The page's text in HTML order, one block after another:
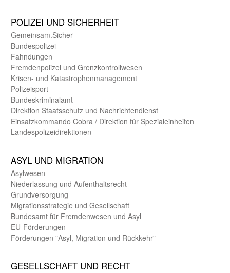
POLIZEI UND SICHER­HEIT
Gemein­sam.Sicher
Bundes­polizei
Fahndungen
Fremdenpolizei und Grenzkontrollwesen
Krisen- und Katastrophen­management
Polizeisport
Bundes­kriminal­amt
Direktion Staats­schutz und Nach­richten­dienst
Einsatz­kommando Cobra / Direktion für Spezialeinheiten
Landes­polizei­direk­tionen
ASYL UND MIGRA­TION
Asyl­wesen
Nieder­lassung und Aufent­halts­recht
Grund­versorgung
Migrations­strategie und Gesell­schaft
Bundes­amt für Fremden­wesen und Asyl
EU-Förde­rungen
Förderungen "Asyl, Migration und Rückkehr"
GE­SELL­SCHAFT UND RECHT